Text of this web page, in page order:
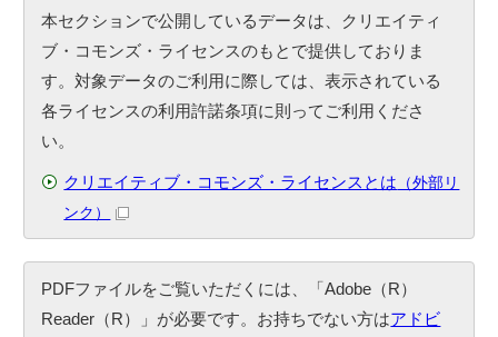
本セクションで公開しているデータは、クリエイティ
ブ・コモンズ・ライセンスのもとで提供しておりま
す。対象データのご利用に際しては、表示されている
各ライセンスの利用許諾条項に則ってご利用くださ
い。
クリエイティブ・コモンズ・ライセンスとは （外部リ
ンク）
PDFファイルをご覧いただくには、「Adobe（R）
Reader（R）」が必要です。お持ちでない方はアドビ